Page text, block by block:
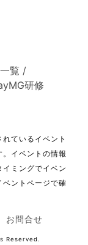
覧 /
研修
ているイベント
イベントの情報
ミングでイベン
ベントページで確
お問合せ
Reserved.